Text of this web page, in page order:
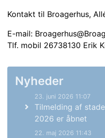
Kontakt til Broagerhus,
E-mail:
Tlf. mobil 26738130 Erik
Nyheder
23. juni 2026 11:07
Tilmelding af
2026 er åbnet
22. maj 2026 11:43